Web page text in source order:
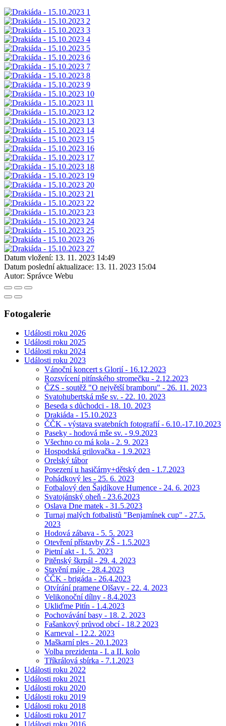
Datum vložení: 13. 11. 2023 14:49
Datum poslední aktualizace: 13. 11. 2023 15:04
Autor: Správce Webu
Fotogalerie
Události roku 2026
Události roku 2025
Události roku 2024
Události roku 2023
Vánoční koncert s Glorií - 16.12.2023
Rozsvícení pitínského stromečku - 2.12.2023
ČZS - soutěž "O největší bramboru" - 26. 11. 2023
Svatohubertská mše sv. - 22. 10. 2023
Beseda s důchodci - 18. 10. 2023
Drakiáda - 15.10.2023
ČČK - výstava svatebních fotografií - 6.10.-17.10.2023
Paseky - hodová mše sv. - 9.9.2023
Všechno co má kola - 2. 9. 2023
Hospodská grilovačka - 1.9.2023
Orelský tábor
Posezení u hasičárny+dětský den - 1.7.2023
Pohádkový les - 25. 6. 2023
Fotbalový den Šajdíkove Humence - 24. 6. 2023
Svatojánský oheň - 23.6.2023
Oslava Dne matek - 31.5.2023
Turnaj malých fotbalistů "Benjamínek cup" - 27.5.
2023
Hodová zábava - 5. 5. 2023
Otevření přístavby ZŠ - 1.5.2023
Pietní akt - 1. 5. 2023
Pitěnský škrpál - 29. 4. 2023
Stavění máje - 28.4.2023
ČČK - brigáda - 26.4.2023
Otvírání pramene Olšavy - 22. 4. 2023
Velikonoční dílny - 8.4.2023
Ukliďme Pitín - 1.4.2023
Pochovávání basy - 18. 2. 2023
Fašankový průvod obcí - 18.2 2023
Karneval - 12.2. 2023
Maškarní ples - 20.1.2023
Volba prezidenta - I. a II. kolo
Tříkrálová sbírka - 7.1.2023
Události roku 2022
Události roku 2021
Události roku 2020
Události roku 2019
Události roku 2018
Události roku 2017